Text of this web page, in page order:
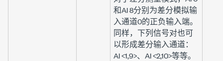
和AI 8分别为差分模拟输
入通道0的正负输入端。
同样，下列信号对也可
以形成差分输入通道：
AI <1,9>、 AI <2,10>等等。